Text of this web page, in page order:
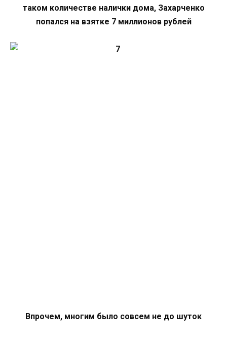
таком количестве налички дома, Захарченко
попался на взятке 7 миллионов рублей
Впрочем, многим было совсем не до шуток